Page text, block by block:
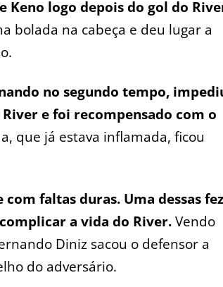
Keno logo depois do gol do
bolada na cabeça e deu lugar a
no segundo tempo,
e foi recompensado com o
que já estava inflamada, ficou
faltas duras. Uma dessas fez
a vida do River.Vendo
Diniz sacou o defensor a
do adversário.